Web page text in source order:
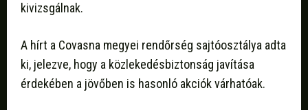
kivizsgálnak.
A hírt a Covasna megyei rendőrség sajtóosztálya adta
ki, jelezve, hogy a közlekedésbiztonság javítása
érdekében a jövőben is hasonló akciók várhatóak.